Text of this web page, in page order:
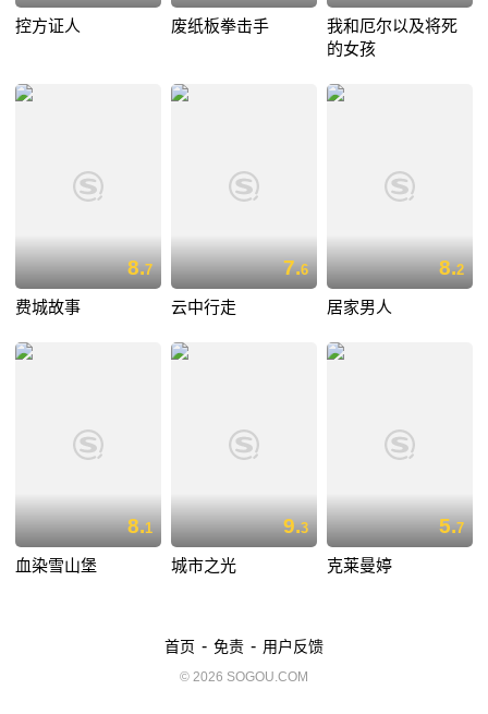
控方证人 废纸板拳击手
我和厄尔以及将死
的女孩
8.7
费城故事
7.6
云中行走
8.2
居家男人
8.1
血染雪山堡
9.3
城市之光
5.7
克莱曼婷
首页 - 免责 - 用户反馈
© 2026 SOGOU.COM